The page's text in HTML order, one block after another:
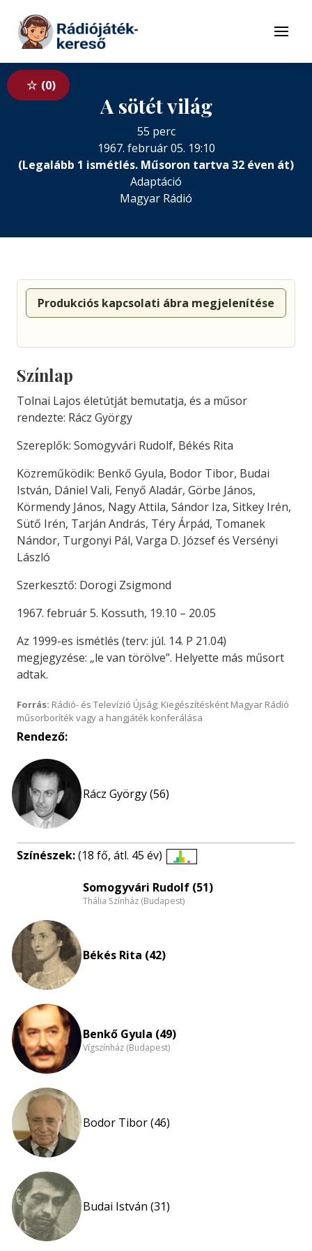
Tovább a tartalomhoz
Menü
0
A sötét világ
55 perc
1967. február 05. 19:10
(Legalább 1 ismétlés. Műsoron tartva 32 éven át)
Adaptáció
Magyar Rádió
Produkciós kapcsolati ábra megjelenítése
Színlap
Tolnai Lajos életútját bemutatja, és a műsor
rendezte: Rácz György
Szereplők: Somogyvári Rudolf, Békés Rita
Közreműködik: Benkő Gyula, Bodor Tibor, Budai
István, Dániel Vali, Fenyő Aladár, Görbe János,
Körmendy János, Nagy Attila, Sándor Iza, Sitkey Irén,
Sütő Irén, Tarján András, Téry Árpád, Tomanek
Nándor, Turgonyi Pál, Varga D. József és Versényi
László
Szerkesztő: Dorogi Zsigmond
1967. február 5. Kossuth, 19.10 – 20.05
Az 1999-es ismétlés (terv: júl. 14. P 21.04)
megjegyzése: „le van törölve”. Helyette más műsort
adtak.
Forrás: Rádió- és Televízió Újság; Kiegészítésként Magyar Rádió
műsorboríték vagy a hangjáték konferálása
Rendező:
Rácz György (56)
Színészek:(18 fő, átl. 45 év)
eloszlás
nagyítása
Somogyvári Rudolf (51)
Thália Színház (Budapest)
Békés Rita (42)
Benkő Gyula (49)
Vígszínház (Budapest)
Bodor Tibor (46)
Budai István (31)